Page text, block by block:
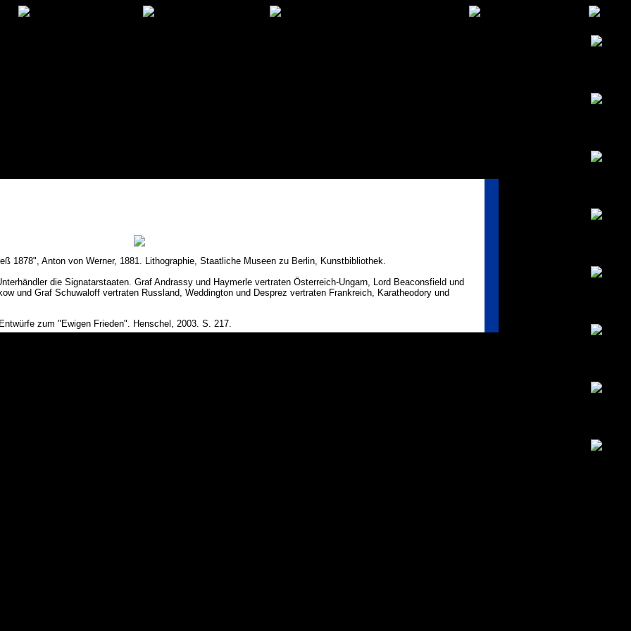
1878", Anton von Werner, 1881. Lithographie, Staatliche Museen zu Berlin, Kunstbibliothek.
die Signatarstaaten. Graf Andrassy und Haymerle vertraten Österreich-Ungarn, Lord Beaconsfield und
und Graf Schuwaloff vertraten Russland, Weddington und Desprez vertraten Frankreich, Karatheodory und
zum "Ewigen Frieden". Henschel, 2003. S. 217.